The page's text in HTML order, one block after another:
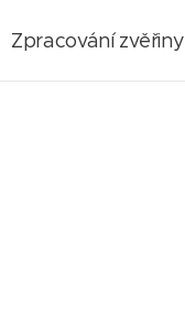
Zpracování zvěřiny